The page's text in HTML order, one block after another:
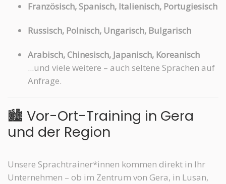
Französisch, Spanisch, Italienisch, Portugiesisch
Russisch, Polnisch, Ungarisch, Bulgarisch
Arabisch, Chinesisch, Japanisch, Koreanisch
...und viele weitere – auch seltene Sprachen auf
Anfrage.
🏙️ Vor-Ort-Training in Gera
und der Region
Unsere Sprachtrainer*innen kommen direkt in Ihr
Unternehmen – ob im Zentrum von Gera, in Lusan,